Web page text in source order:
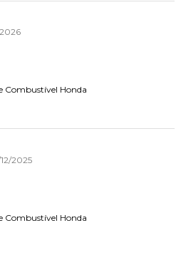
Combustível Honda
2025
Combustível Honda